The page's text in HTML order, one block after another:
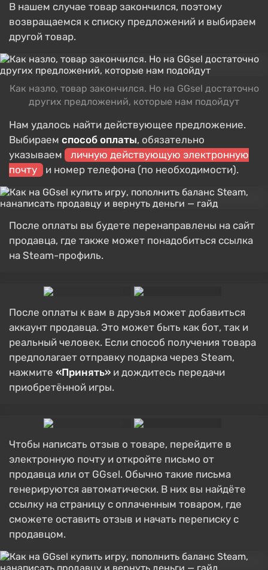
В нашем случае товар закончился, поэтому
возвращаемся к списку предложений и выбираем
другой товар.
Как назло, товар закончился. Но на GGsel достаточно
других предложений, которые нам подойдут
Нам удалось найти действующее предложение.
Выбираем способ оплаты, обязательно
указываем
личную действующую электронную
почту
и номер телефона (по необходимости).
После оплаты вы будете перенаправлены на сайт
продавца, где также может понадобиться ссылка
на Steam-профиль.
После оплаты к вам в друзья может добавиться
аккаунт продавца. Это может быть как бот, так и
реальный человек. Если способ получения товара
предполагает отправку подарка через Steam,
нажмите «Принять» и дождитесь передачи
приобретённой игры.
Чтобы написать отзыв о товаре, перейдите в
электронную почту и откройте письмо от
продавца или от GGsel. Обычно такие письма
генерируются автоматически. В них вы найдёте
ссылку на страницу с оплаченным товаром, где
сможете оставить отзыв и начать переписку с
продавцом.